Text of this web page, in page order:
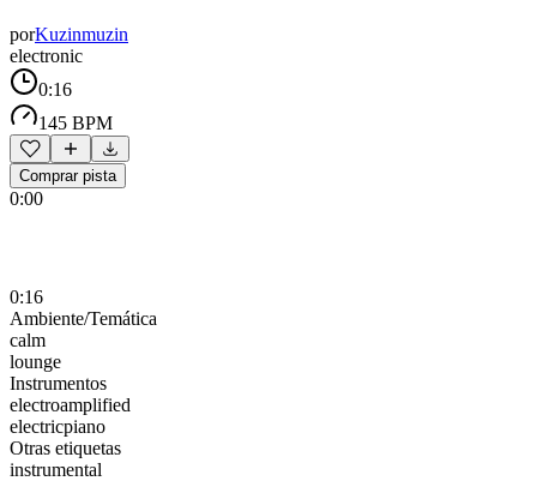
porKuzinmuzin
electronic
0:16
145 BPM
Comprar pista
0:00
0:16
Ambiente/Temática
calm
lounge
Instrumentos
electroamplified
electricpiano
Otras etiquetas
instrumental